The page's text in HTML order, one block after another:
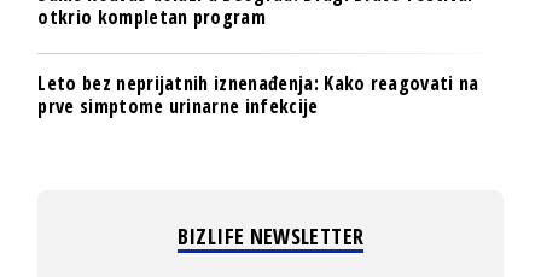
otkrio kompletan program
Leto bez neprijatnih iznenađenja: Kako reagovati na
prve simptome urinarne infekcije
BIZLIFE NEWSLETTER